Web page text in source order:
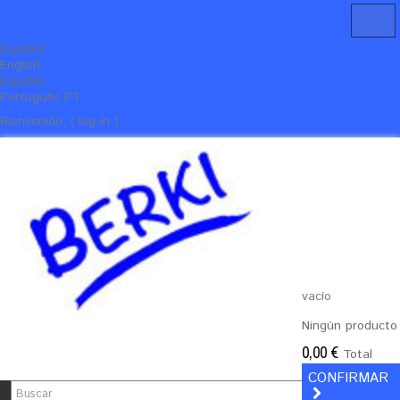
Español
English
Español
Português PT
Bienvenido, ( log in )
vacío
Ningún producto
0,00 € Total
CONFIRMAR